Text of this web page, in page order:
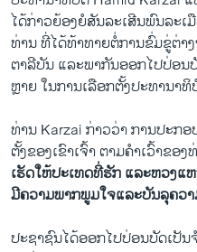
ລາຍງານ
ຕິດຕາມພວກເຮົາ ທີ່
ພາສາຕ່າງໆ
ໄດ້​ກ່າວ​ຍ້ອງຍໍ​ສັນລະ​ເສີນ​ພົນລະ​ເ
ທ່ານ ທີ່ໄດ້ທ້າ​ທາຍ​ຕໍ່​ການ​ຂົ່​ມຂູ່​ຕ່າ
ຕາ​ລີ​ບັນ ​ແລະ​ພາກັນ​ອອກ​ໄປ​ປ່ອນ​
ຫຼາຍ​ ໃນ​ການ​ເລືອກ​ຕັ້ງ​ປະທານາ
ທ່ານ Karzai ກ່າວ​ວ່າ ການ​ປະກ
ຕັ້ງຂອງ​ເຂົາ​ເຈົ້າ ຕາມ​ຄຳ​ເວົ້າ​ຂອ
ເຮັດໃຫ້​ປະ​ເທດທີ່​ຮັກ​ ແລະ​ຫວງ​ແ
ມີ​ຄວາມ​ພາກພູມ​ໃຈ​ແລະ​ບັນລຸຄວາ
ປະຊາຊົນ​ໄດ້​ອອກ​ໄປ​ປ່ອນ​ບັດ​ເປັ